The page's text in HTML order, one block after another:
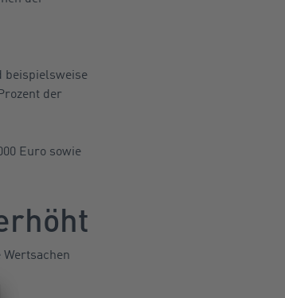
beispielsweise
der
Euro sowie